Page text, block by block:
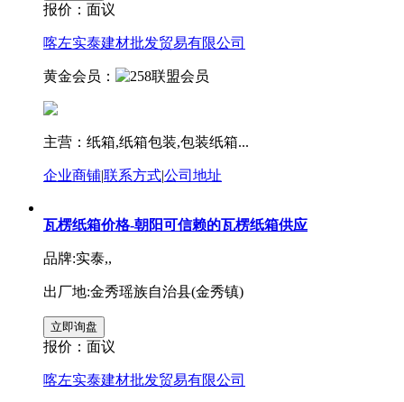
报价： 面议
喀左实泰建材批发贸易有限公司
黄金会员：
主营：纸箱,纸箱包装,包装纸箱...
企业商铺|联系方式|公司地址
瓦楞纸箱价格-朝阳可信赖的瓦楞纸箱供应
品牌:实泰,,
出厂地:金秀瑶族自治县(金秀镇)
报价： 面议
喀左实泰建材批发贸易有限公司